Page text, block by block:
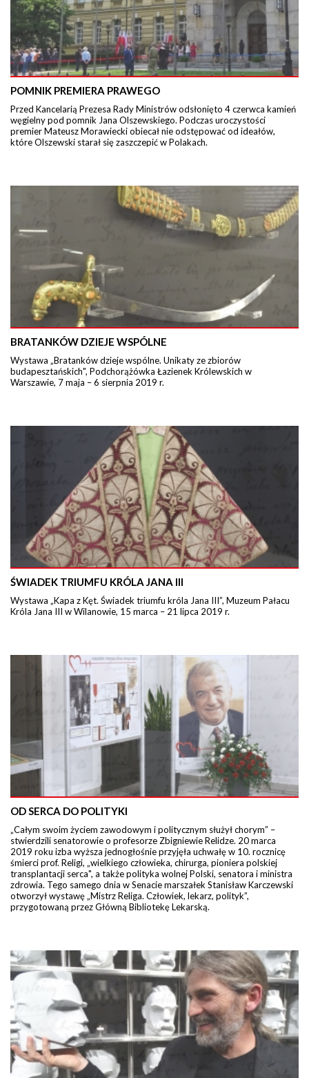
POMNIK PREMIERA PRAWEGO
Przed Kancelarią Prezesa Rady Ministrów odsłonięto 4 czerwca kamień
węgielny pod pomnik Jana Olszewskiego. Podczas uroczystości
premier Mateusz Morawiecki obiecał nie odstępować od ideałów,
które Olszewski starał się zaszczepić w Polakach.
BRATANKÓW DZIEJE WSPÓLNE
Wystawa „Bratanków dzieje wspólne. Unikaty ze zbiorów
budapesztańskich", Podchorążówka Łazienek Królewskich w
Warszawie, 7 maja – 6 sierpnia 2019 r.
ŚWIADEK TRIUMFU KRÓLA JANA III
Wystawa „Kapa z Kęt. Świadek triumfu króla Jana III”, Muzeum Pałacu
Króla Jana III w Wilanowie, 15 marca – 21 lipca 2019 r.
OD SERCA DO POLITYKI
„Całym swoim życiem zawodowym i politycznym służył chorym” –
stwierdzili senatorowie o profesorze Zbigniewie Relidze. 20 marca
2019 roku izba wyższa jednogłośnie przyjęła uchwałę w 10. rocznicę
śmierci prof. Religi, „wielkiego człowieka, chirurga, pioniera polskiej
transplantacji serca", a także polityka wolnej Polski, senatora i ministra
zdrowia. Tego samego dnia w Senacie marszałek Stanisław Karczewski
otworzył wystawę „Mistrz Religa. Człowiek, lekarz, polityk”,
przygotowaną przez Główną Bibliotekę Lekarską.